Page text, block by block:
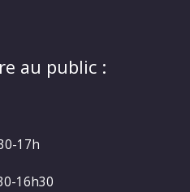
au public :
17h
16h30